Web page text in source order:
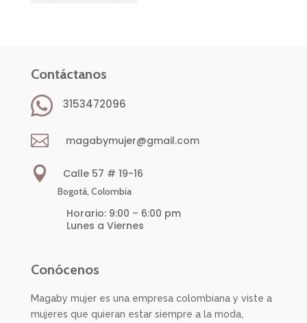
Contáctanos
3153472096
 magabymujer@gmail.com
 Calle 57 # 19-16
Bogotá, Colombia
Horario: 9:00 – 6:00 pm
Lunes a Viernes
Conócenos
Magaby mujer es una empresa colombiana y viste a
mujeres que quieran estar siempre a la moda,